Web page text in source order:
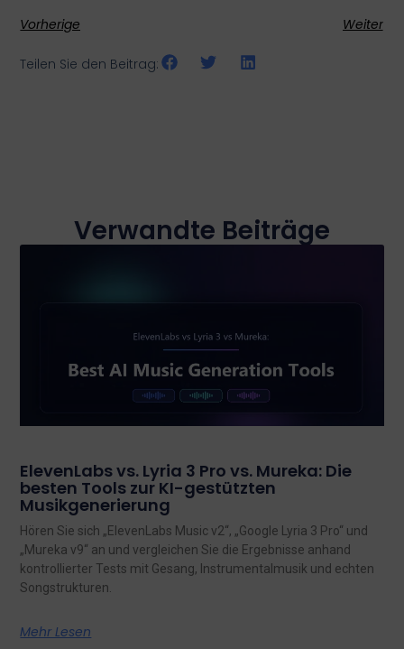
Vorherige Weiter
Teilen Sie den Beitrag:
Verwandte Beiträge
ElevenLabs vs. Lyria 3 Pro vs. Mureka: Die
besten Tools zur KI-gestützten
Musikgenerierung
Hören Sie sich „ElevenLabs Music v2“, „Google Lyria 3 Pro“ und
„Mureka v9“ an und vergleichen Sie die Ergebnisse anhand
kontrollierter Tests mit Gesang, Instrumentalmusik und echten
Songstrukturen.
Mehr Lesen